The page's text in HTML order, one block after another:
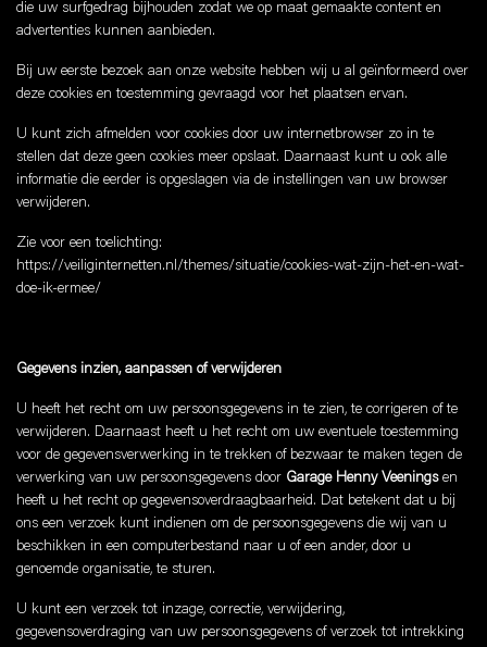
die uw surfgedrag bijhouden zodat we op maat gemaakte content en
advertenties kunnen aanbieden.
Bij uw eerste bezoek aan onze website hebben wij u al geïnformeerd over
deze cookies en toestemming gevraagd voor het plaatsen ervan.
U kunt zich afmelden voor cookies door uw internetbrowser zo in te
stellen dat deze geen cookies meer opslaat. Daarnaast kunt u ook alle
informatie die eerder is opgeslagen via de instellingen van uw browser
verwijderen.
Zie voor een toelichting:
https://veiliginternetten.nl/themes/situatie/cookies-wat-zijn-het-en-wat-
doe-ik-ermee/
Gegevens inzien, aanpassen of verwijderen
U heeft het recht om uw persoonsgegevens in te zien, te corrigeren of te
verwijderen. Daarnaast heeft u het recht om uw eventuele toestemming
voor de gegevensverwerking in te trekken of bezwaar te maken tegen de
verwerking van uw persoonsgegevens door Garage Henny Veeningsen
heeft u het recht op gegevensoverdraagbaarheid. Dat betekent dat u bij
ons een verzoek kunt indienen om de persoonsgegevens die wij van u
beschikken in een computerbestand naar u of een ander, door u
genoemde organisatie, te sturen.
U kunt een verzoek tot inzage, correctie, verwijdering,
gegevensoverdraging van uw persoonsgegevens of verzoek tot intrekking